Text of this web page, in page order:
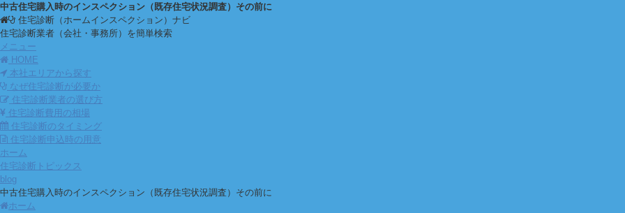
中古住宅購入時のインスペクション（既存住宅状況調査）その前に
住宅診断（ホームインスペクション）ナビ
住宅診断業者（会社・事務所）を簡単検索
メニュー
HOME
本社エリアから探す
なぜ住宅診断が必要か
住宅診断業者の選び方
住宅診断費用の相場
住宅診断のタイミング
住宅診断申込時の用意
ホーム
住宅診断トピックス
blog
中古住宅購入時のインスペクション（既存住宅状況調査）その前に
ホーム